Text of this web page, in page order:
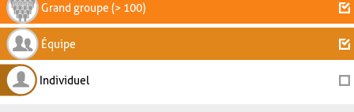
Grand groupe (> 100)
Équipe
Individuel